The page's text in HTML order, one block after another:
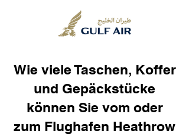
Wie viele Taschen, Koffer
und Gepäckstücke
können Sie vom oder
zum Flughafen Heathrow